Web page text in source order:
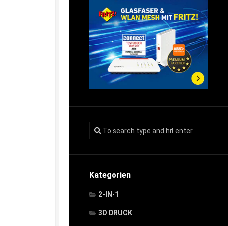
Kategorien
2-IN-1
3D DRUCK